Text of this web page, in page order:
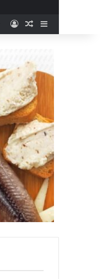
AccesoPublicación al